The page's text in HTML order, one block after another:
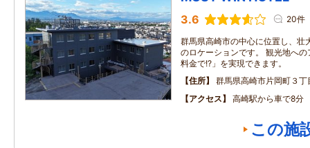
3.6 20件
群馬県高崎市の中心に位置し、壮
のロケーションです。 観光地へ
料金で!?」を実現できます。
住所
群馬県高崎市片岡町３丁
アクセス
高崎駅から車で8分
この施